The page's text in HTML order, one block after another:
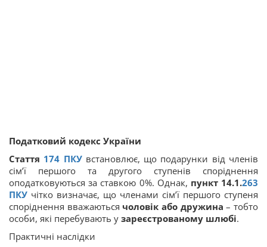
Податковий кодекс України
Стаття 174 ПКУвстановлює, що подарунки від членів
сім’ї першого та другого ступенів споріднення
оподатковуються за ставкою 0%. Однак, пункт 14.1.263
ПКУ чітко визначає, що членами сім’ї першого ступеня
споріднення вважаються чоловік або дружина – тобто
особи, які перебувають у зареєстрованому шлюбі.
Практичні наслідки